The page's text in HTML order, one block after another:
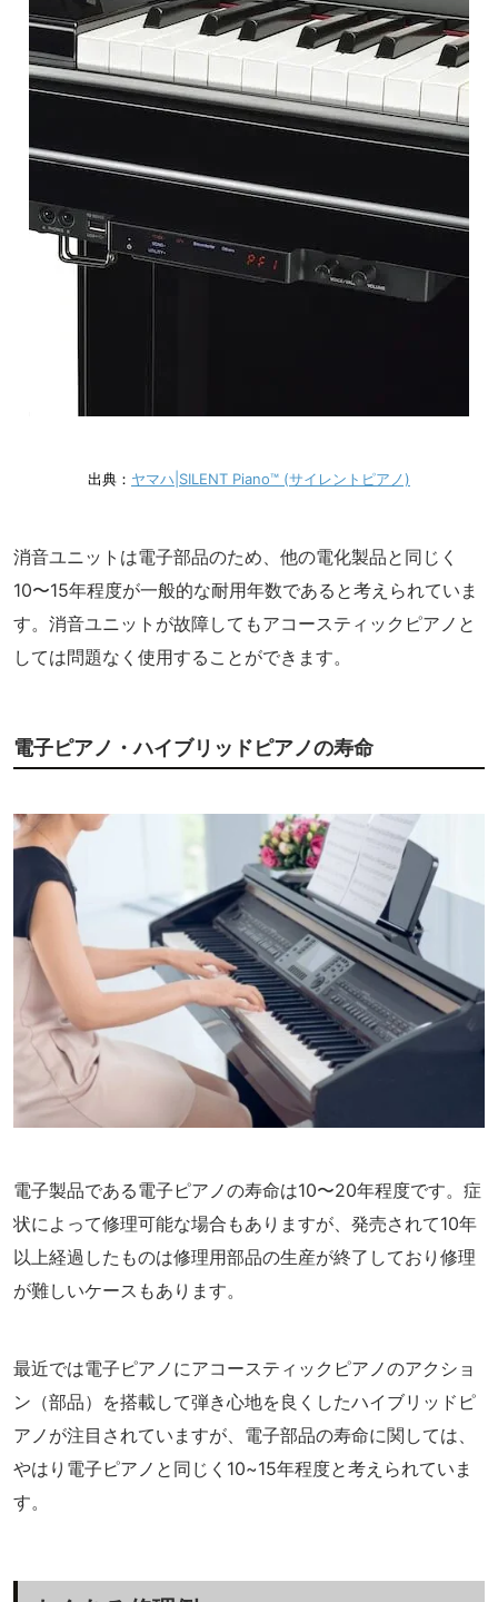
出典： ヤマハ|SILENT Piano™ (サイレントピアノ)
消音ユニットは電子部品のため、他の電化製品と同じく
10〜15年程度が一般的な耐用年数であると考えられていま
す。消音ユニットが故障してもアコースティックピアノと
しては問題なく使用することができます。
電子ピアノ・ハイブリッドピアノの寿命
電子製品である電子ピアノの寿命は10〜20年程度です。症
状によって修理可能な場合もありますが、発売されて10年
以上経過したものは修理用部品の生産が終了しており修理
が難しいケースもあります。
最近では電子ピアノにアコースティックピアノのアクショ
ン（部品）を搭載して弾き心地を良くしたハイブリッドピ
アノが注目されていますが、電子部品の寿命に関しては、
やはり電子ピアノと同じく10~15年程度と考えられていま
す。